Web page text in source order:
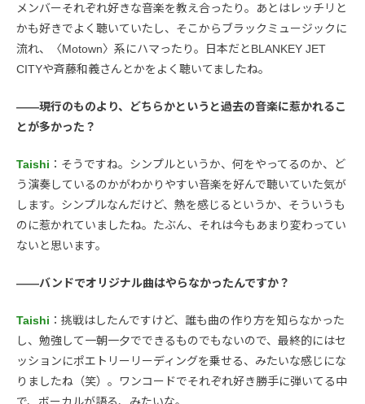
メンバーそれぞれ好きな音楽を教え合ったり。あとはレッチリと
かも好きでよく聴いていたし、そこからブラックミュージックに
流れ、〈Motown〉系にハマったり。日本だとBLANKEY JET
CITYや斉藤和義さんとかをよく聴いてましたね。
――現行のものより、どちらかというと過去の音楽に惹かれるこ
とが多かった？
Taishi ：そうですね。シンプルというか、何をやってるのか、ど
う演奏しているのかがわかりやすい音楽を好んで聴いていた気が
します。シンプルなんだけど、熱を感じるというか、そういうも
のに惹かれていましたね。たぶん、それは今もあまり変わってい
ないと思います。
――バンドでオリジナル曲はやらなかったんですか？
Taishi ：挑戦はしたんですけど、誰も曲の作り方を知らなかった
し、勉強して一朝一夕でできるものでもないので、最終的にはセ
ッションにポエトリーリーディングを乗せる、みたいな感じにな
りましたね（笑）。ワンコードでそれぞれ好き勝手に弾いてる中